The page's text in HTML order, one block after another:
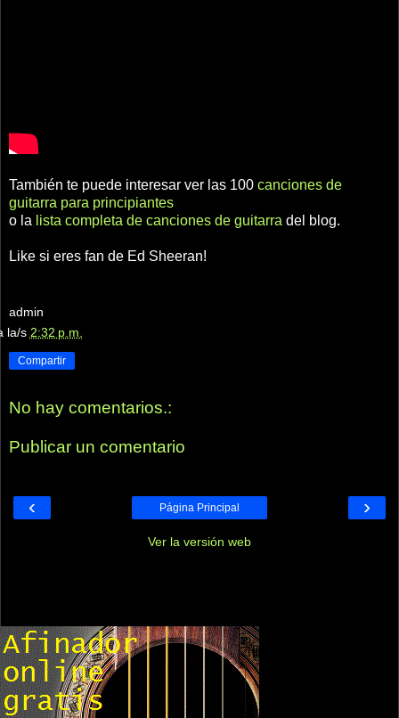
También te puede interesar ver las 100 canciones de
guitarra para principiantes
o la lista completa de canciones de guitarra del blog.
Like si eres fan de Ed Sheeran!
admin
la/s 2:32 p.m.
Compartir
No hay comentarios.:
Publicar un comentario
‹ ›
Página Principal
Ver la versión web